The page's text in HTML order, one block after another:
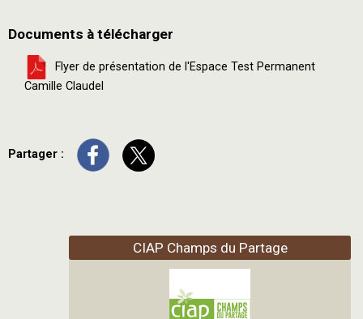
Documents à télécharger
Flyer de présentation de l'Espace Test Permanent
Camille Claudel
Partager :
CIAP Champs du Partage